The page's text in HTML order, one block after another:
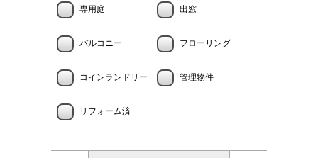
専用庭 出窓
バルコニー フローリング
コインランドリー 管理物件
リフォーム済